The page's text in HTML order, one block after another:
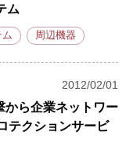
ム
ム 周辺機器
2012/02/01
から企業ネットワー
テクションサービ